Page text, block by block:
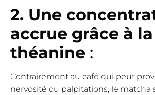
2. Une
accrue grâce à
théanine :
Contrairement au café qui peut
nervosité ou palpitations, le matcha